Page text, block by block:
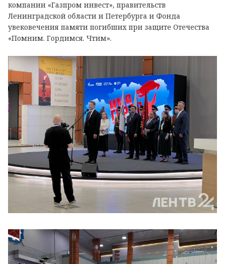
компании «Газпром инвест», правительств
Ленинградской области и Петербурга и Фонда
увековечения памяти погибших при защите Отечества
«Помним. Гордимся. Чтим».